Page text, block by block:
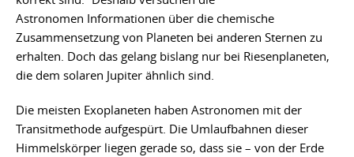
Astronomen Informationen über die chemische
Zusammensetzung von Planeten bei anderen Sternen zu
erhalten. Doch das gelang bislang nur bei Riesenplaneten,
die dem solaren Jupiter ähnlich sind.
Die meisten Exoplaneten haben Astronomen mit der
Transitmethode aufgespürt. Die Umlaufbahnen dieser
Himmelskörper liegen gerade so, dass sie – von der Erde